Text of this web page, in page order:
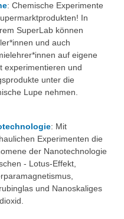
: Chemische Experimente
In
SuperLab können
und auch
auf eigene
experimentieren und
unter die
Lupe nehmen.
: Mit
Experimenten die
der Nanotechnologie
- Lotus-Effekt,
und Nanoskaliges